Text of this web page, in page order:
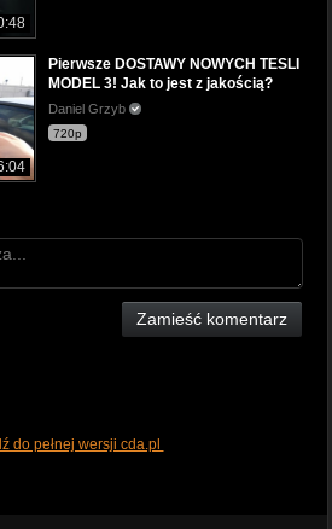
Pierwsze DOSTAWY NOWYCH TESLI
MODEL 3! Jak to jest z jakością?
Daniel Grzyb
720p
Zamieść komentarz
do pełnej wersji cda.pl